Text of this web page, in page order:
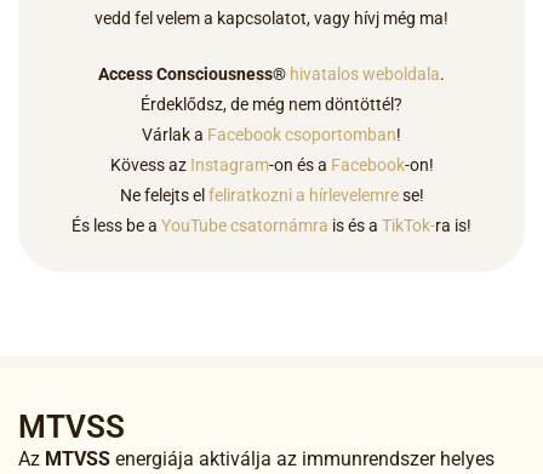
vedd fel velem a kapcsolatot,vagy hívj még ma!
Access Consciousness® hivatalos weboldala.
Érdeklődsz, de még nem döntöttél?
Várlak a Facebook csoportomban!
Kövess az Instagram-on és a Facebook-on!
Ne felejts el feliratkozni a hírlevelemrese!
És less be a YouTube csatornámra is és a TikTok-ra is!
MTVSS
Az MTVSS energiája aktiválja az immunrendszer helyes